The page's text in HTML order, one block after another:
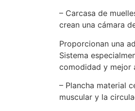
– Carcasa de
crean una cámara
Proporcionan una
Sistema
comodidad y mejor
– Plancha material
muscular y la